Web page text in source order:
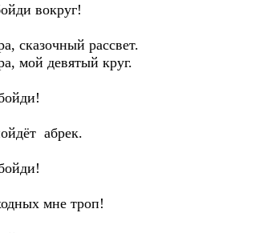
вокруг!
сказочный рассвет.
мой девятый круг.
абрек.
мне троп!